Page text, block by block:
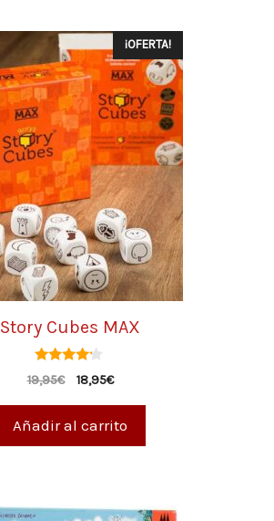
¡OFERTA!
Story Cubes MAX
4.00
de 5
19,95€ 18,95€
Añadir al carrito